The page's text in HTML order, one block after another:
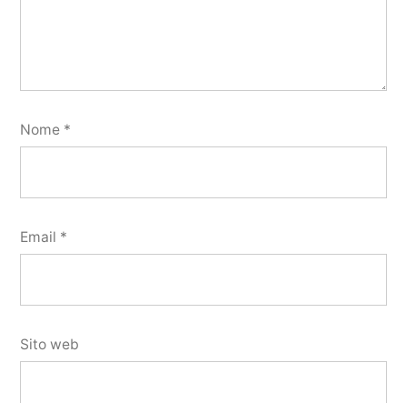
Nome *
Email *
Sito web